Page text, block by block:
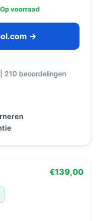
Op voorraad
→
| 210 beoordelingen
€139,00